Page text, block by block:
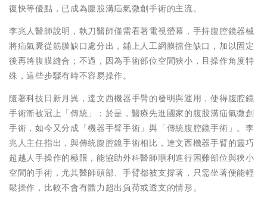
復快等優點，已成為腹股溝疝氣微創手術的主流。
李兆人醫師說明，執刀醫師僅需看著電視螢幕，手持腹腔鏡器械
將疝氣囊從筋膜缺口處分出，鋪上人工網膜擋住缺口，加以固定
後再將腹膜縫合；不過，因為手術部位空間狹小，且操作角度特
殊，這些步驟有時不容易操作。
隨著科技日新月異，達文西機器手臂的發明與運用，使得腹腔鏡
手術漸被冠上「傳統」；於是，醫療先進國家的腹股溝疝氣微創
手術，如今又分成「機器手臂手術」與「傳統腹腔鏡手術」。李
兆人主任指出，與傳統腹腔鏡手術相比，達文西機器手臂的靈巧
超越人手操作的極限，能協助外科醫師順利進行困難部位與狹小
空間的手術，尤其醫師頭部、手臂都被支撐著，只需坐著便能輕
鬆操作，比較不會有體力超出負荷或透支的情形。